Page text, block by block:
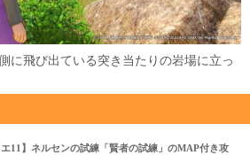
に飛び出ている突き当たりの岩場に立っ
エ11】ネルセンの試練「賢者の試練」のMAP付き攻